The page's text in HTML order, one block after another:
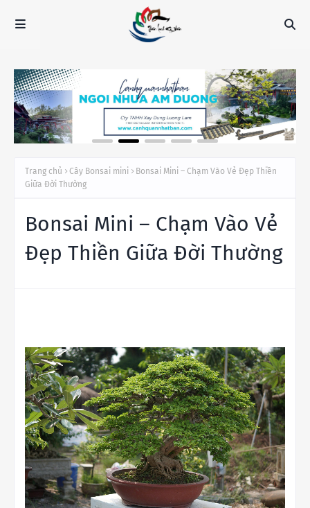
Trang chủ Cây Bonsai mini
Bonsai Mini – Chạm Vào Vẻ Đẹp Thiền
Giữa Đời Thường
Bonsai Mini – Chạm Vào Vẻ
Đẹp Thiền Giữa Đời Thường